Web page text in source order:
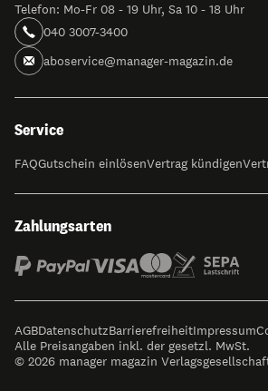
Telefon: Mo-Fr 08 - 19 Uhr, Sa 10 - 18 Uhr
040 3007-3400
aboservice@manager-magazin.de
Service
FAQGutschein einlösenVertrag kündigen
Zahlungsarten
AGBDatenschutzBarrierefreiheitImpressum
Alle Preisangaben inkl. der gesetzl. MwSt.
© 2026 manager magazin